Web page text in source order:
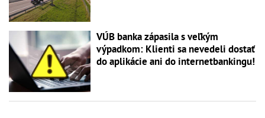
VÚB banka zápasila s veľkým
výpadkom: Klienti sa nevedeli dostať
do aplikácie ani do internetbankingu!